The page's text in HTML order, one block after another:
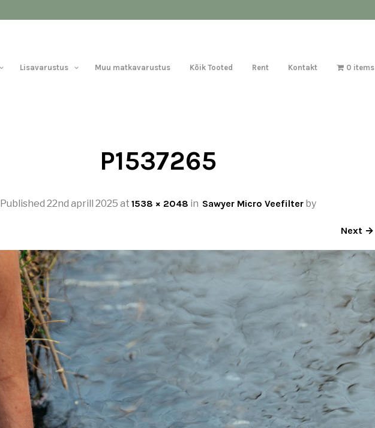
Lisavarustus Muu matkavarustus Kõik Tooted Rent Kontakt 0 items
P1537265
Published 22nd aprill 2025 at 1538 × 2048 in Sawyer Micro Veefilterby
Next →